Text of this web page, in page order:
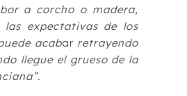
a corcho o madera,
expectativas de los
acabar retrayendo
llegue el grueso de la